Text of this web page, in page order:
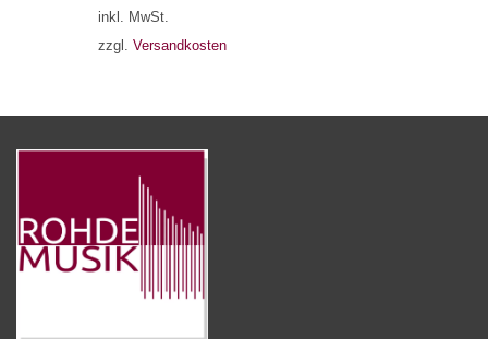
inkl. MwSt.
zzgl. Versandkosten